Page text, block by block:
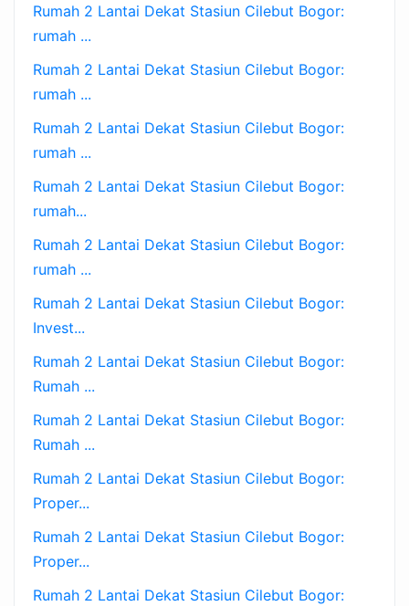
Rumah 2 Lantai Dekat Stasiun Cilebut Bogor:
rumah ...
Rumah 2 Lantai Dekat Stasiun Cilebut Bogor:
rumah ...
Rumah 2 Lantai Dekat Stasiun Cilebut Bogor:
rumah ...
Rumah 2 Lantai Dekat Stasiun Cilebut Bogor:
rumah...
Rumah 2 Lantai Dekat Stasiun Cilebut Bogor:
rumah ...
Rumah 2 Lantai Dekat Stasiun Cilebut Bogor:
Invest...
Rumah 2 Lantai Dekat Stasiun Cilebut Bogor:
Rumah ...
Rumah 2 Lantai Dekat Stasiun Cilebut Bogor:
Rumah ...
Rumah 2 Lantai Dekat Stasiun Cilebut Bogor:
Proper...
Rumah 2 Lantai Dekat Stasiun Cilebut Bogor:
Proper...
Rumah 2 Lantai Dekat Stasiun Cilebut Bogor: